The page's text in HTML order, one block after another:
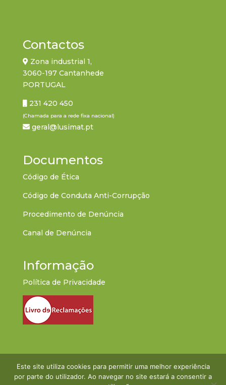
Contactos
Zona industrial 1,
3060-197 Cantanhede
PORTUGAL
231 420 450
(Chamada para a rede fixa nacional)
geral@lusimat.pt
Documentos
Código de Ética
Código de Conduta Anti-Corrupção
Procedimento de Denúncia
Canal de Denúncia
Informação
Política de Privacidade
Este site utiliza cookies para permitir uma melhor experiência
por parte do utilizador. Ao navegar no site estará a consentir a